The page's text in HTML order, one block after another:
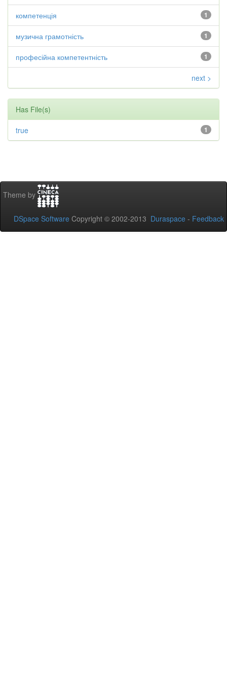
1
компетенція
1
музична грамотність
1
професійна компетентність
next >
Has File(s)
1
true
Theme by
DSpace Software Copyright © 2002-2013 Duraspace - Feedback